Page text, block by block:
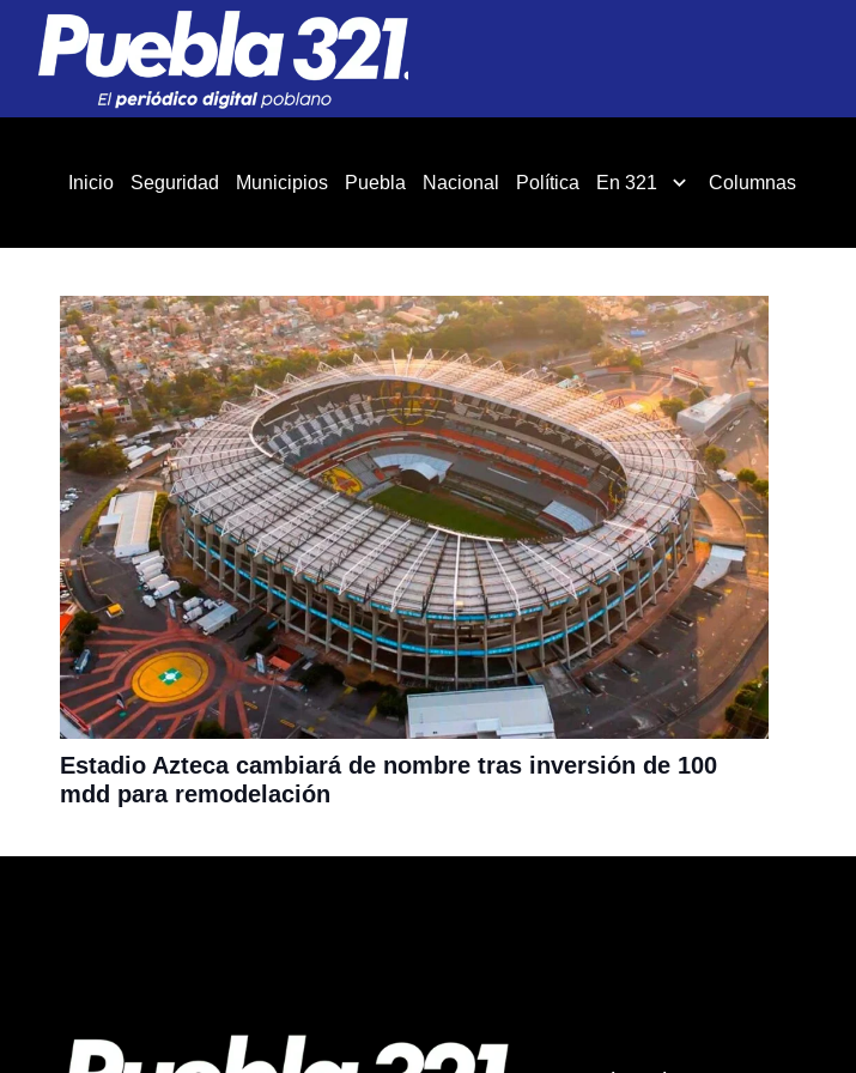
Inicio Seguridad Municipios Puebla Nacional Política En 321 Columnas
Estadio Azteca cambiará de nombre tras inversión de 100
mdd para remodelación